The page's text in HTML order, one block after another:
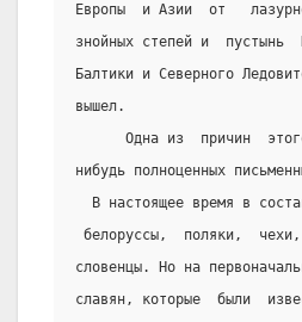
Европы  и Азии  от
знойных степей и
Балтики и Северного
вышел.
Одна из  причин
нибудь полноценных
В настоящее время в
белоруссы,  поляки,
словенцы. Но на
славян, которые  были